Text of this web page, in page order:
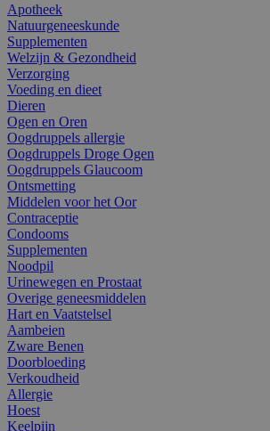
Apotheek
Natuurgeneeskunde
Supplementen
Welzijn & Gezondheid
Verzorging
Voeding en dieet
Dieren
Ogen en Oren
Oogdruppels allergie
Oogdruppels Droge Ogen
Oogdruppels Glaucoom
Ontsmetting
Middelen voor het Oor
Contraceptie
Condooms
Supplementen
Noodpil
Urinewegen en Prostaat
Overige geneesmiddelen
Hart en Vaatstelsel
Aambeien
Zware Benen
Doorbloeding
Verkoudheid
Allergie
Hoest
Keelpijn